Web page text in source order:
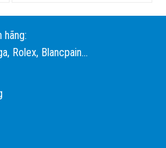
hãng:
Rolex, Blancpain...